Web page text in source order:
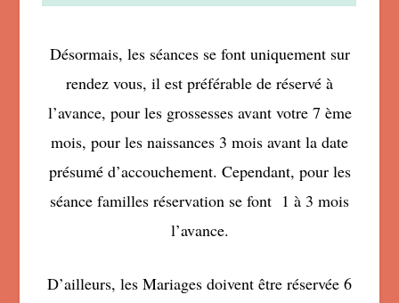
Désormais, les séances se font uniquement sur
rendez vous, il est préférable de réservé à
l’avance, pour les grossesses avant votre 7 ème
mois, pour les naissances 3 mois avant la date
présumé d’accouchement. Cependant, pour les
séance familles réservation se font 1 à 3 mois
l’avance.
D’ailleurs, les Mariages doivent être réservée 6